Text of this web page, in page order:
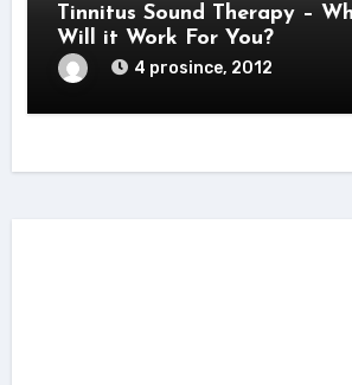
Tinnitus Sound Therapy –
Will it Work For You?
4 prosince, 2012